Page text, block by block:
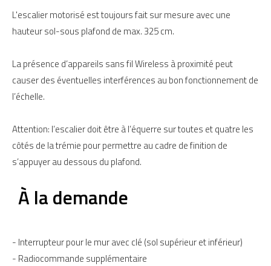
L'escalier motorisé est toujours fait sur mesure avec une
hauteur sol-sous plafond de max. 325 cm.
La présence d’appareils sans fil Wireless à proximité peut
causer des éventuelles interférences au bon fonctionnement de
l’échelle.
Attention: l’escalier doit être à l’équerre sur toutes et quatre les
côtés de la trémie pour permettre au cadre de finition de
s’appuyer au dessous du plafond.
À la demande
- Interrupteur pour le mur avec clé (sol supérieur et inférieur)
- Radiocommande supplémentaire